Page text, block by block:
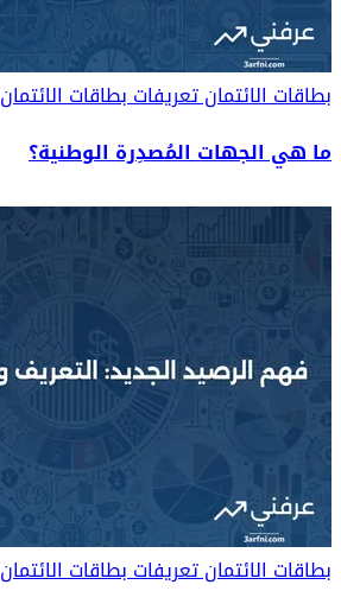
بطاقات الائتمانتعريفات بطاقات الائتمان
ما هي الجهات المُصدِرة الوطنية؟
بطاقات الائتمانتعريفات بطاقات الائتمان